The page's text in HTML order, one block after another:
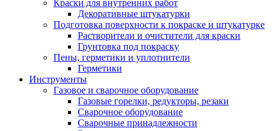
Краски для внутренних работ
Декоративные штукатурки
Подготовка поверхности к покраске и штукатурке
Растворители и очистители для краски
Грунтовка под покраску
Пены, герметики и уплотнители
Герметики
Инструменты
Газовое и сварочное оборудование
Газовые горелки, редукторы, резаки
Сварочное оборудование
Сварочные принадлежности